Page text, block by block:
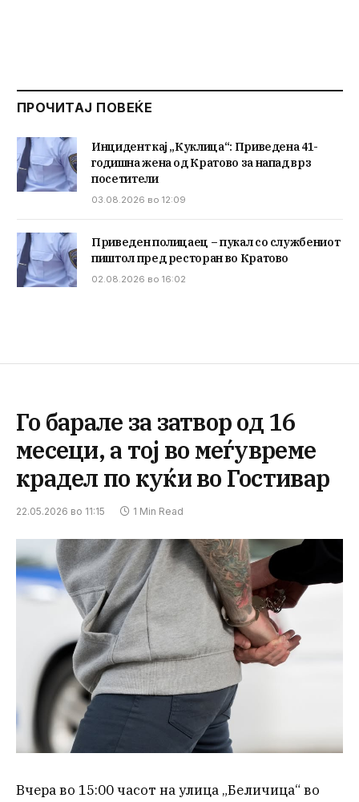
ПРОЧИТАЈ ПОВЕЌЕ
Инцидент кај „Куклица“: Приведена 41-
годишна жена од Кратово за напад врз
посетители
03.08.2026 во 12:09
Приведен полицаец – пукал со службениот
пиштол пред ресторан во Кратово
02.08.2026 во 16:02
Го барале за затвор од 16
месеци, а тој во меѓувреме
крадел по куќи во Гостивар
22.05.2026 во 11:15 1 Min Read
Вчера во 15:00 часот на улица „Беличица“ во